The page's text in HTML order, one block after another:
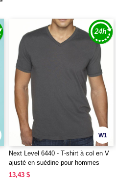
W1
Next Level 6440 - T-shirt à col en V
ajusté en suédine pour hommes
Premium
13,43 $